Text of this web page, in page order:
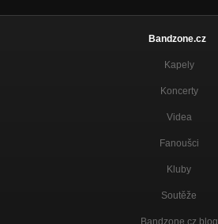
Bandzone.cz
Kapely
Koncerty
Videa
Fanoušci
Kluby
Soutěže